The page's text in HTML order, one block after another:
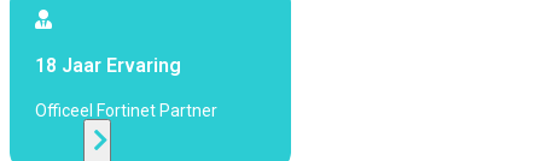
WiFi
18 Jaar Ervaring
Officeel Fortinet Partner